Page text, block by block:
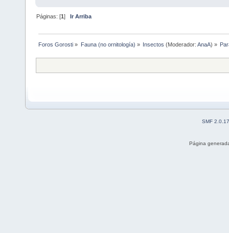
Páginas: [1]Ir Arriba
Foros Gorosti » Fauna (no ornitología) » Insectos (Moderador: AnaA) »
SMF 2.0.17
Página